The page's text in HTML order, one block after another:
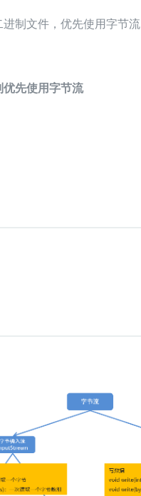
制文件，优先使用字节流
先使用字节流